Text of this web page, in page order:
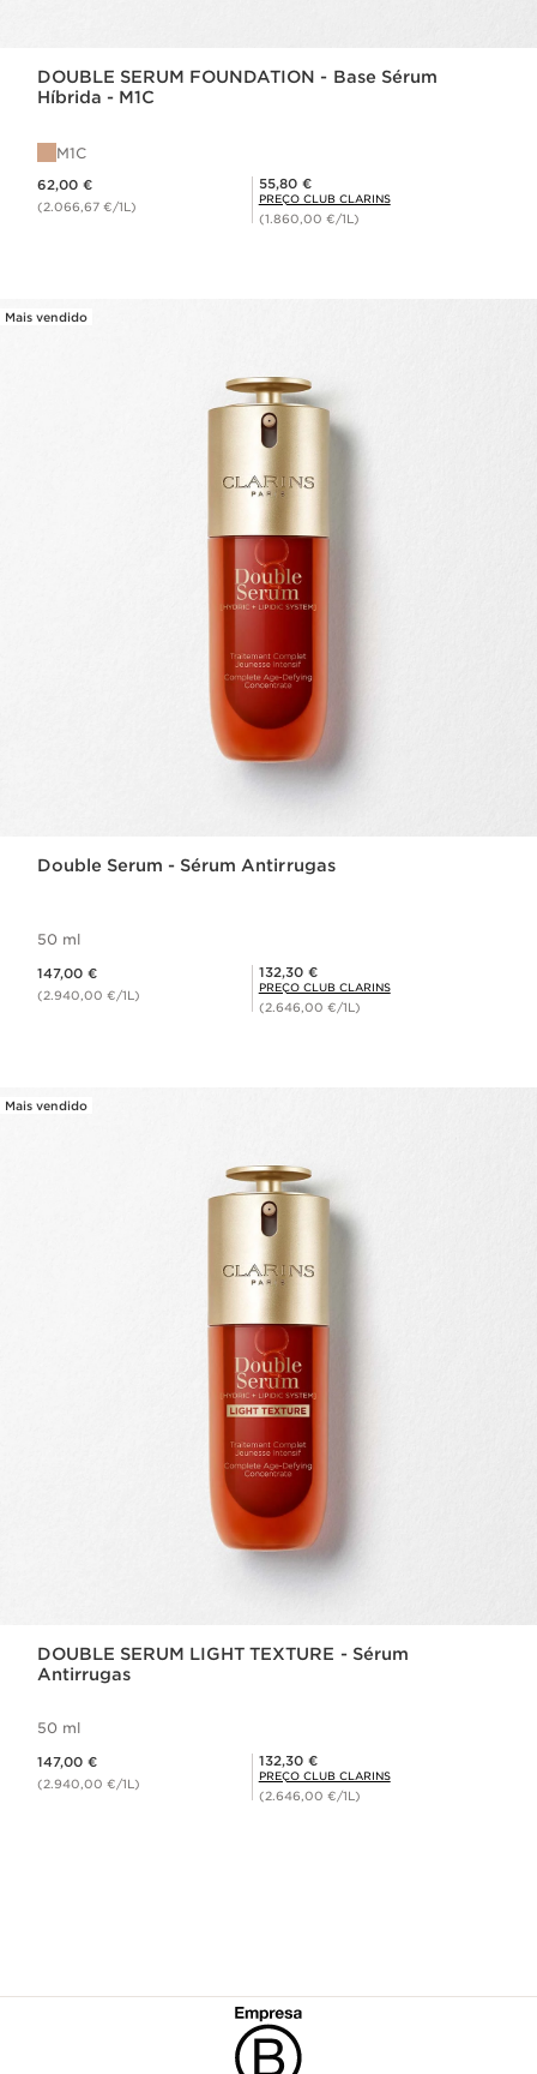
DOUBLE SERUM FOUNDATION - Base Sérum
Híbrida - M1C
M1C
62,00 €
(2.066,67 €/1L)
Preço Club Clarins 55,80 €
55,80 €
PREÇO CLUB CLARINS
(1.860,00 €/1L)
Mais vendido
Double Serum - Sérum Antirrugas
50 ml
147,00 €
(2.940,00 €/1L)
Preço Club Clarins 132,30 €
132,30 €
PREÇO CLUB CLARINS
(2.646,00 €/1L)
Mais vendido
DOUBLE SERUM LIGHT TEXTURE - Sérum
Antirrugas
50 ml
147,00 €
(2.940,00 €/1L)
Preço Club Clarins 132,30 €
132,30 €
PREÇO CLUB CLARINS
(2.646,00 €/1L)